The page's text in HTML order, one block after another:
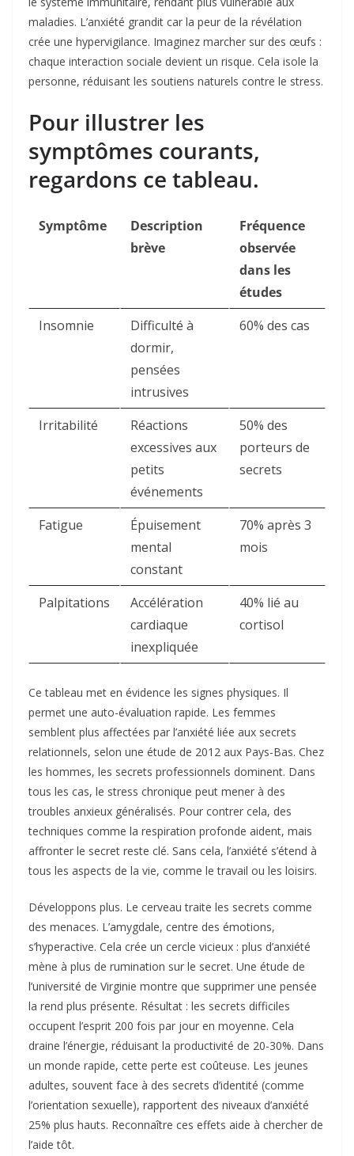
maladies. L’anxiété grandit car la peur de la révélation
crée une hypervigilance. Imaginez marcher sur des œufs :
chaque interaction sociale devient un risque. Cela isole la
personne, réduisant les soutiens naturels contre le stress.
Pour illustrer les
symptômes courants,
regardons ce tableau.
Symptôme
Description
brève
Fréquence
observée
dans les
études
Insomnie
Difficulté à
dormir,
pensées
intrusives
60% des cas ​
Irritabilité
Réactions
excessives aux
petits
événements
50% des
porteurs de
secrets ​
Fatigue
Épuisement
mental
constant
70% après 3
mois ​
Palpitations
Accélération
cardiaque
inexpliquée
40% lié au
cortisol ​
Ce tableau met en évidence les signes physiques. Il
permet une auto-évaluation rapide. Les femmes
semblent plus affectées par l’anxiété liée aux secrets
relationnels, selon une étude de 2012 aux Pays-Bas. Chez
les hommes, les secrets professionnels dominent. Dans
tous les cas, le stress chronique peut mener à des
troubles anxieux généralisés. Pour contrer cela, des
techniques comme la respiration profonde aident, mais
affronter le secret reste clé. Sans cela, l’anxiété s’étend à
tous les aspects de la vie, comme le travail ou les loisirs.
Développons plus. Le cerveau traite les secrets comme
des menaces. L’amygdale, centre des émotions,
s’hyperactive. Cela crée un cercle vicieux : plus d’anxiété
mène à plus de rumination sur le secret. Une étude de
l’université de Virginie montre que supprimer une pensée
la rend plus présente. Résultat : les secrets difficiles
occupent l’esprit 200 fois par jour en moyenne. Cela
draine l’énergie, réduisant la productivité de 20-30%. Dans
un monde rapide, cette perte est coûteuse. Les jeunes
adultes, souvent face à des secrets d’identité (comme
l’orientation sexuelle), rapportent des niveaux d’anxiété
25% plus hauts. Reconnaître ces effets aide à chercher de
l’aide tôt.